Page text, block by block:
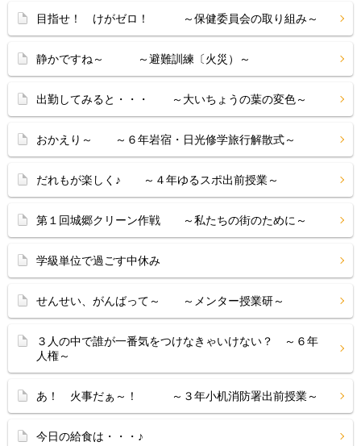
目指せ！ けがゼロ！ ～保健委員会の取り組み～
静かですね～ ～避難訓練〔火災）～
出勤してみると・・・ ～大いちょうの葉の変色～
おかえり～ ～６年岩宿・日光修学旅行解散式～
だれもが楽しく♪ ～４年ゆるスポ出前授業～
第１回城郷クリーン作戦 ～私たちの街のために～
学級単位で過ごす中休み
せんせい、がんばって～ ～メンター授業研～
３人の中で誰が一番気をつけなきゃいけない？ ～６年
人権～
あ！ 火事だぁ～！ ～３年小机消防署出前授業～
今日の給食は・・・♪